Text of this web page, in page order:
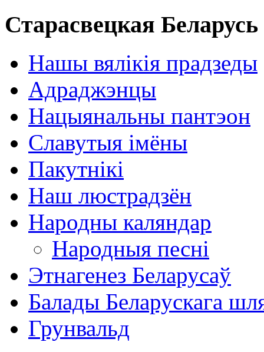
Старасвецкая Беларусь
Нашы вялікія прадзеды
Адраджэнцы
Нацыянальны пантэон
Славутыя імёны
Пакутнікі
Наш люстрадзён
Народны каляндар
Народныя песні
Этнагенез Беларусаў
Балады Беларускага
Грунвальд